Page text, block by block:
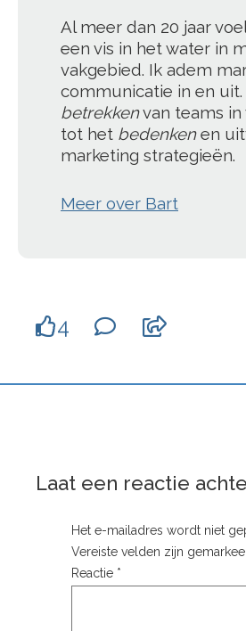
Al meer dan 20 jaar
een vis in het water in
vakgebied. Ik adem
communicatie in en uit.
betrekkenvan teams in
tot het bedenkenen
marketing strategieën.
Meer over Bart
4
Laat een reactie
Het e-mailadres wordt niet
Vereiste velden zijn
Reactie *